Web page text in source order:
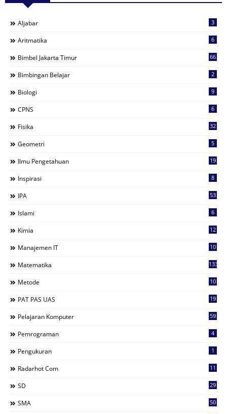
Aljabar 3
Aritmatika 6
Bimbel Jakarta Timur 66
Bimbingan Belajar 2
Biologi 9
CPNS 6
Fisika 32
Geometri 5
Ilmu Pengetahuan 19
Inspirasi 8
IPA 53
Islami 6
Kimia 12
Manajemen IT 10
Matematika 133
Metode 10
PAT PAS UAS 19
Pelajaran Komputer 59
Pemrograman 4
Pengukuran 1
Radarhot Com 11
SD 29
SMA 50